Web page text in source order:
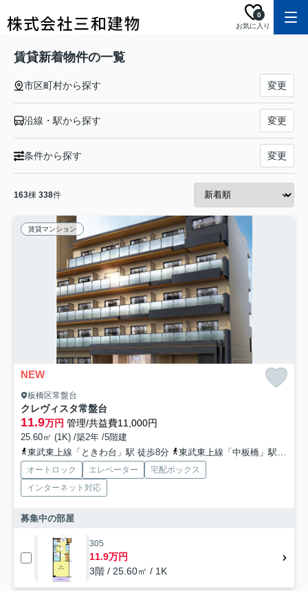
お気に入り
0
賃貸新着物件の一覧
市区町村から探す 変更
沿線・駅から探す 変更
条件から探す 変更
163棟 338件
賃貸マンション
NEW
板橋区常盤台
クレヴィスタ常盤台
11.9万円 管理/共益費11,000円
25.60㎡ (1K) /築2年 /5階建
東武東上線「ときわ台」駅 徒歩8分
東武東上線「中板橋」駅 徒歩11分
オートロック エレベーター
宅配ボックス
インターネット対応
募集中の部屋
305
11.9万円
3階 / 25.60㎡ / 1K